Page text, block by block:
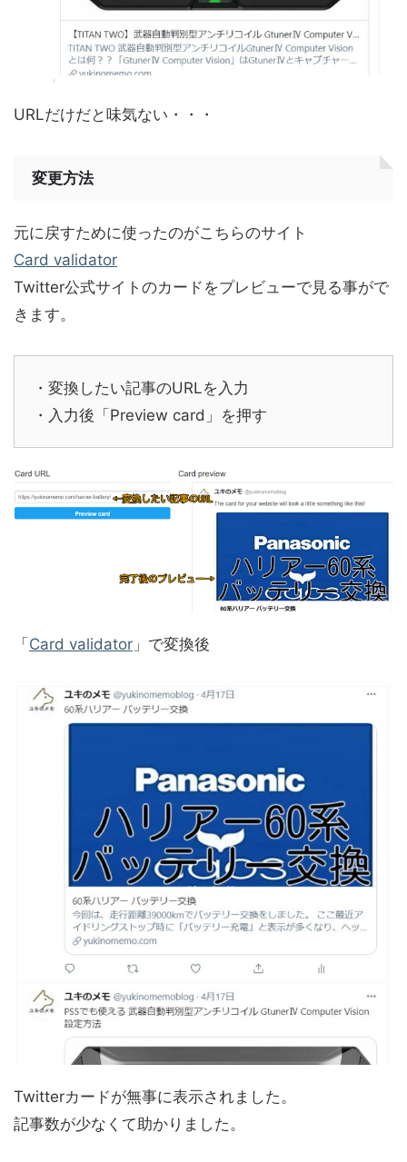
URLだけだと味気ない・・・
変更方法
元に戻すために使ったのがこちらのサイト
Card validator
Twitter公式サイトのカードをプレビューで見る事がで
きます。
・変換したい記事のURLを入力
・入力後「Preview card」を押す
「Card validator 」で変換後
Twitterカードが無事に表示されました。
記事数が少なくて助かりました。